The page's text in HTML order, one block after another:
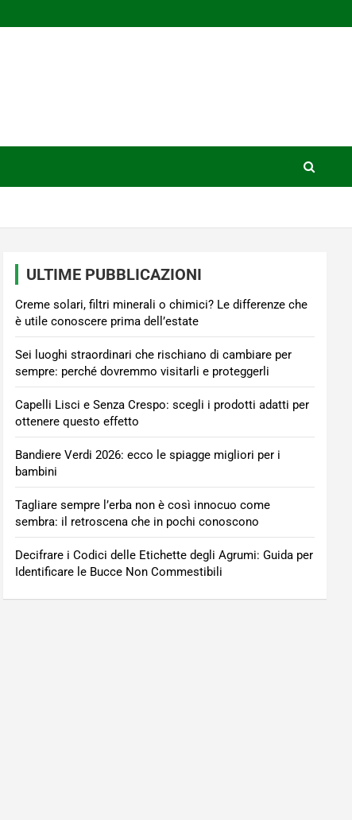
ULTIME PUBBLICAZIONI
Creme solari, filtri minerali o chimici? Le differenze che
è utile conoscere prima dell’estate
Sei luoghi straordinari che rischiano di cambiare per
sempre: perché dovremmo visitarli e proteggerli
Capelli Lisci e Senza Crespo: scegli i prodotti adatti per
ottenere questo effetto
Bandiere Verdi 2026: ecco le spiagge migliori per i
bambini
Tagliare sempre l’erba non è così innocuo come
sembra: il retroscena che in pochi conoscono
Decifrare i Codici delle Etichette degli Agrumi: Guida per
Identificare le Bucce Non Commestibili